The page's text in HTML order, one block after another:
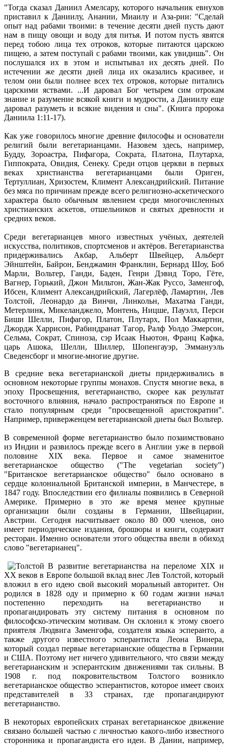
"Тогда сказал Даниил Амелсару, которого начальник евнухов
приставил к Даниилу, Анании, Миаилу и Аза-рии: "Сделай
опыт над рабами твоими: в течение десяти дней пусть дают
нам в пищу овощи и воду для питья. И потом пусть явятся
перед тобою лица тех отроков, которые питаются царскою
пищею, а затем поступай с рабами твоими, как увидишь". Он
послушался их в этом и испытывал их десять дней. По
истечении же десяти дней лица их оказались красивее, и
телом они были полнее всех тех отроков, которые питались
царскими яствами. ...И даровал Бог четырем сим отрокам
знание и разумение всякой книги и мудрости, а Даниилу еще
даровал разуметь и всякие видения и сны". (Книга пророка
Даниила 1:11-17).
Как уже говорилось многие древние философы и основатели
религий были вегетарианцами. Назовем здесь, например,
Будду, Зороастра, Пифагора, Сократа, Платона, Плутарха,
Гиппократа, Овидия, Сенеку. Среди отцов церкви в первых
веках христианства вегетарианцами были Ориген,
Тертуллиан, Хризостем, Климент Александрийский. Питание
без мяса по причинам прежде всего религиозно-аскетического
характера было обычным явлением среди многочисленных
христианских аскетов, отшельников и святых древности и
средних веков.
Среди вегетарианцев много известных учёных, деятелей
искусства, политиков, спортсменов и актёров. Вегетарианства
придерживались Акбар, Альберт Швейцер, Альберт
Эйнштейн, Байрон, Бенджамин Франклин, Бернард Шоу, Боб
Марли, Вольтер, Ганди, Баден, Генри Дэвид Торо, Гёте,
Вагнер, Горький, Джон Мильтон, Жан-Жак Руссо, Заменгоф,
Ибсен, Климент Александрийский, Лагерлёф, Ламартин, Лев
Толстой, Леонардо да Винчи, Линкольн, Махатма Ганди,
Метерлинк, Микеланджело, Монтень, Ницше, Пауэлл, Перси
Биши Шелли, Пифагор, Платон, Плутарх, Пол Маккартни,
Джордж Харрисон, Рабиндранат Тагор, Ралф Уолдо Эмерсон,
Сельма, Сократ, Спиноза, сэр Исаак Ньютон, Франц Кафка,
царь Ашока, Шелли, Шиллер, Шопенгауэр, Эммануэль
Сведенсборг и многие-многие другие.
В средние века вегетарианской диеты придерживались в
основном некоторые группы монахов. Спустя многие века, в
эпоху Просвещения, вегетарианство, скорее как результат
восточного влияния, начало распространяться по Европе и
стало популярным среди "просвещенной аристократии".
Например, приверженцем вегетарианской диеты был Вольтер.
В современной форме вегетарианство было позаимствовано
из Индии и развилось прежде всего в Англии уже в первой
половине XIX века. Первое и самое знаменитое
вегетарианское общество ("The vegetarian society")
"Британское вегетарианское общество" было основано в
сердце колониальной Британской империи, в Манчестере, в
1847 году. Впоследствии его филиалы появились в Северной
Америке. Примерно в это же время менее крупные
организации были созданы в Германии, Швейцарии,
Австрии. Сегодня насчитывает около 80 000 членов, оно
имеет периодические издания, брошюры и книги, содержит
ресторан. Именно основатели этого общества ввели в обиход
слово "вегетарианец".
В развитие вегетарианства на переломе XIX и
XX веков в Европе большой вклад внес Лев Толстой, который
вложил в его идею свой высокий моральный авторитет. Он
родился в 1828 оду и примерно к 60 годам жизни начал
постепенно переходить на вегетарианство и
пропагандировать эту систему питания в основном по
философско-этическим мотивам. Он склонил к этому своего
приятеля Людвига Заменгофа, создателя языка эсперанто, а
также другого известного эсперантиста Леона Винера,
который создал первые вегетарианские общества в Германии
и США. Поэтому нет ничего удивительного, что связи между
вегетарианским и эсперантским движениями так сильны. В
1908 г. под покровительством Толстого возникло
вегетарианское общество эсперантистов, которое имеет своих
представителей в 33 странах, где пропагандируют
вегетарианство.
В некоторых европейских странах вегетарианское движение
связано большей частью с личностью какого-либо известного
сторонника и пропагандиста его идеи. В Дании, например,